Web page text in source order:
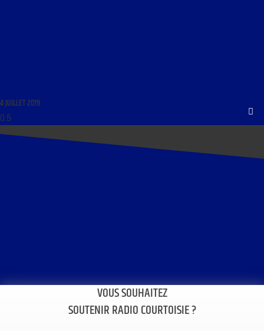
4 JUILLET 2019
VOUS SOUHAITEZ
SOUTENIR RADIO COURTOISIE ?